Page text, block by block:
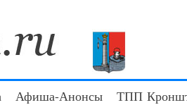
Афиша-Анонсы ТПП